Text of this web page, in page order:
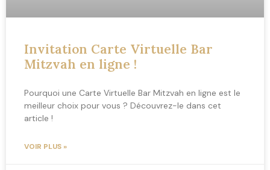
Invitation Carte Virtuelle Bar
Mitzvah en ligne !
Pourquoi une Carte Virtuelle Bar Mitzvah en ligne est le
meilleur choix pour vous ? Découvrez-le dans cet
article !
VOIR PLUS »